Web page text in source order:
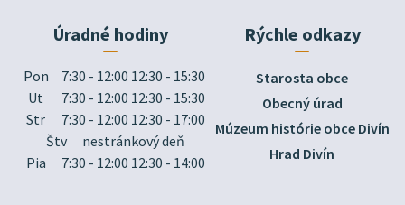
Úradné hodiny
Pon
7:30 - 12:00 12:30 - 15:30
Ut
7:30 - 12:00 12:30 - 15:30
Str
7:30 - 12:00 12:30 - 17:00
Štv
nestránkový deň
Pia
7:30 - 12:00 12:30 - 14:00
Rýchle odkazy
Starosta obce
Obecný úrad
Múzeum histórie obce Divín
Hrad Divín